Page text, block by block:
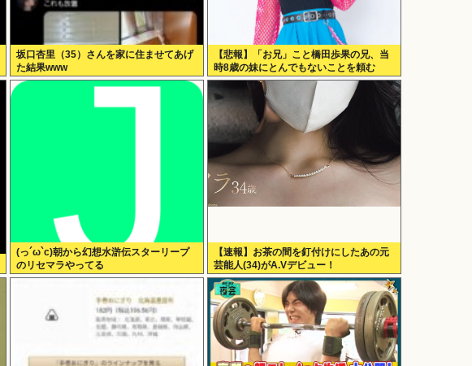
坂口杏里（35）さんを家に住ませてあげ
た結果www
【悲報】「お兄」こと橋田歩果の兄、当
時8歳の妹にとんでもないことを頼む
(っ´ω`c)朝から幻想水滸伝スターリープ
のリセマラやってる
【速報】お茶の間を釘付けにしたあの元
芸能人(34)がA.Vデビュー！